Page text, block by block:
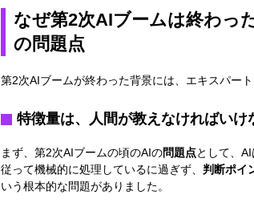
なぜ第2次AIブームは終わっ
の問題点
第2次AIブームが終わった背景には、エキスパー
特徴量は、人間が教えなければいけ
まず、第2次AIブームの頃のAIの問題点として、 AI
従って機械的に処理しているに過ぎず、 判断ポイ
いう根本的な問題がありました。